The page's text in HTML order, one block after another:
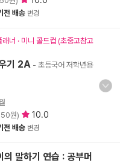
전 배송 변경
너 · 미니 콜드컵 (초중고참고
기 2A - 초등국어 저학년용
원) 10.0
전 배송 변경
의 말하기 연습 : 공부머